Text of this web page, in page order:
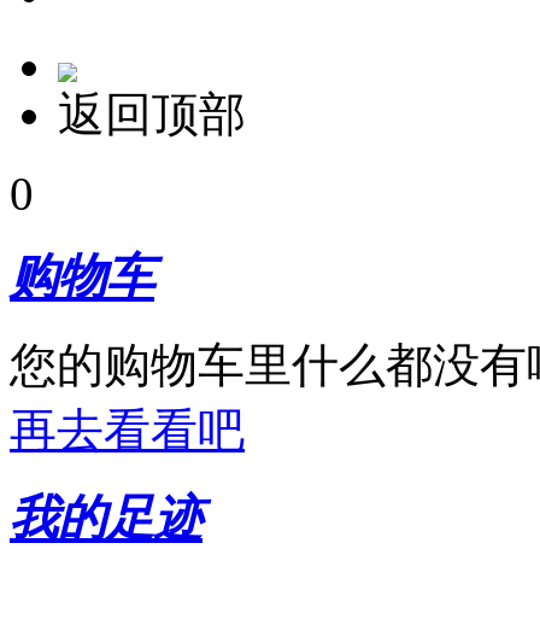
返回顶部
0
购物车
您的购物车里什么都没有
再去看看吧
我的足迹